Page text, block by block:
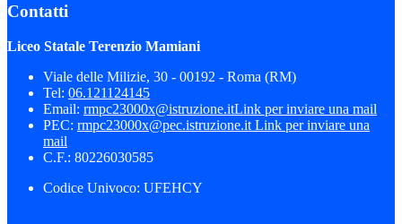
Contatti
Liceo Statale Terenzio Mamiani
Viale delle Milizie, 30 - 00192 - Roma (RM)
Tel: 06.121124145
Email: rmpc23000x@istruzione.itLink per inviare una mail
PEC: rmpc23000x@pec.istruzione.it Link per inviare una
mail
C.F.: 80226030585
Codice Univoco: UFEHCY